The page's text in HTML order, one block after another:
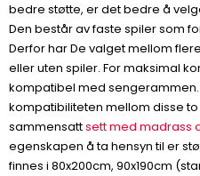
bedre støtte, er det bedre å
Den består av faste spiler som
Derfor har De valget mellom
eller uten spiler. For maksimal
kompatibel med sengerammen.
kompatibiliteten mellom disse
sammensattsett med madrass
egenskapen å ta hensyn til er
finnes i 80x200cm, 90x190cm